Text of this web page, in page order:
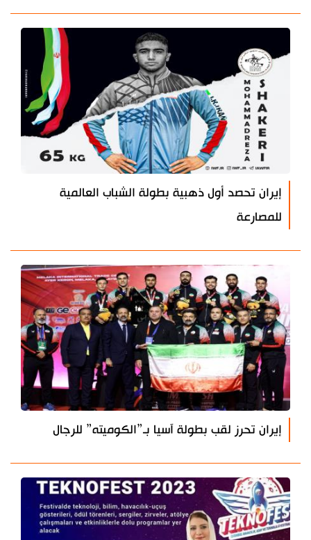
إيران تحصد أول ذهبية بطولة الشباب العالمية
للمصارعة
إيران تحرز لقب بطولة آسيا بـ”الكوميته” للرجال